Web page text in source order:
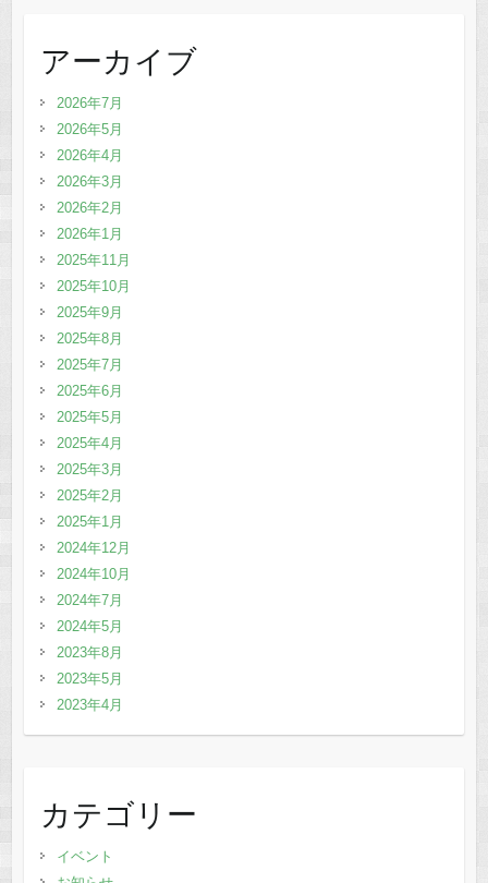
アーカイブ
2026年7月
2026年5月
2026年4月
2026年3月
2026年2月
2026年1月
2025年11月
2025年10月
2025年9月
2025年8月
2025年7月
2025年6月
2025年5月
2025年4月
2025年3月
2025年2月
2025年1月
2024年12月
2024年10月
2024年7月
2024年5月
2023年8月
2023年5月
2023年4月
カテゴリー
イベント